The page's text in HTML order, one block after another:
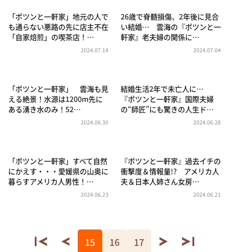
ポツンと一軒家
ザキ山小屋本館
「ポツンと一軒家」地元の人で
も通らない悪路の先に店主不在
「自家焙煎」の喫茶店！…
2024.07.14
26歳で脊髄損傷、2年後に見合
い結婚… 雲海の『ポツンと一
軒家』老夫婦の関係に…
2024.07.04
「ポツンと一軒家」 雲海も見
える絶景！水源は1200m先に
ある湧き水のみ！52…
2024.06.30
結婚生活2年で未亡人に…
『ポツンと一軒家』国際夫婦
の“師匠”にも驚きの人生ド…
2024.06.28
「ポツンと一軒家」すべて自然
にかえす・・・愛媛県の山奥に
暮らすアメリカ人男性！…
2024.06.23
『ポツンと一軒家』過去イチの
衝撃度＆情報量!? アメリカ人
夫＆日本人姉さん女房…
2024.06.21
15 16 17